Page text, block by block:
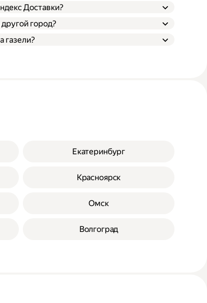
Доставки?
город?
газели?
Екатеринбург
Красноярск
Омск
Волгоград